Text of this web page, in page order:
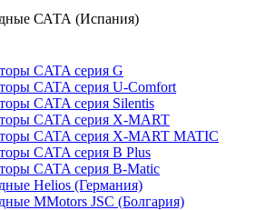
САТА (Испания)
CATA серия G
CATA серия U-Comfort
CATA серия Silentis
CATA серия X-MART
CATA серия X-MART MATIC
CATA серия B Plus
CATA серия B-Matic
Helios (Германия)
MMotors JSC (Болгария)